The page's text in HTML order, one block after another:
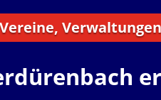
Verwaltungen und